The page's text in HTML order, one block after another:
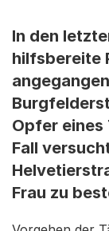
In den
hilfsbereite
Opfer eines
Fall
Frau zu